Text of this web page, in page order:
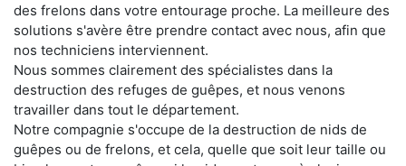
des frelons dans votre entourage proche. La meilleure des
solutions s'avère être prendre contact avec nous, afin que
nos techniciens interviennent.
Nous sommes clairement des spécialistes dans la
destruction des refuges de guêpes, et nous venons
travailler dans tout le département.
Notre compagnie s'occupe de la destruction de nids de
guêpes ou de frelons, et cela, quelle que soit leur taille ou